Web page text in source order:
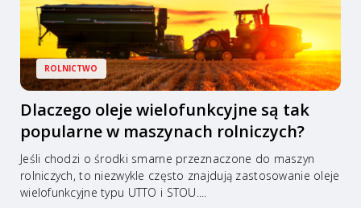
ROLNICTWO
Dlaczego oleje wielofunkcyjne są tak
popularne w maszynach rolniczych?
Jeśli chodzi o środki smarne przeznaczone do maszyn
rolniczych, to niezwykle często znajdują zastosowanie oleje
wielofunkcyjne typu UTTO i STOU....